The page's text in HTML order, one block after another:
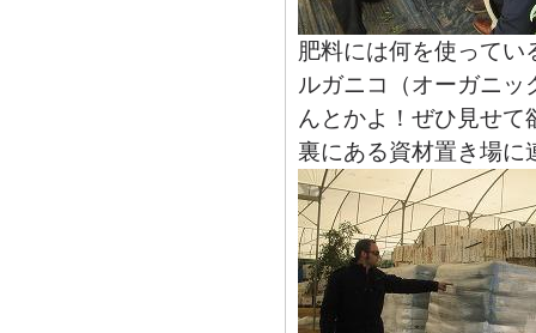
肥料には何を使って
ルガニコ（オーガニ
んとかよ！ぜひ見せ
裏にある資材置き場に